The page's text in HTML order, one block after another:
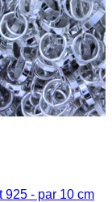
925 - par 10 cm